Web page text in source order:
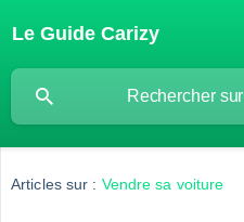
Le Guide Carizy
Articles sur : Vendre sa voiture